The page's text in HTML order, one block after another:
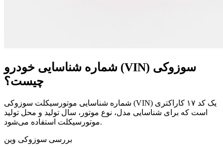
شماره شناسایی خودرو (VIN) سوزوکی
چیست؟
شماره شناسایی موتورسیکلت سوزوکی (VIN) یک کد ۱۷ کاراکتری
است که برای شناسایی مدل، نوع موتور، سال تولید و محل تولید
موتورسیکلت استفاده می‌شود.
بررسی سوزوکی وین